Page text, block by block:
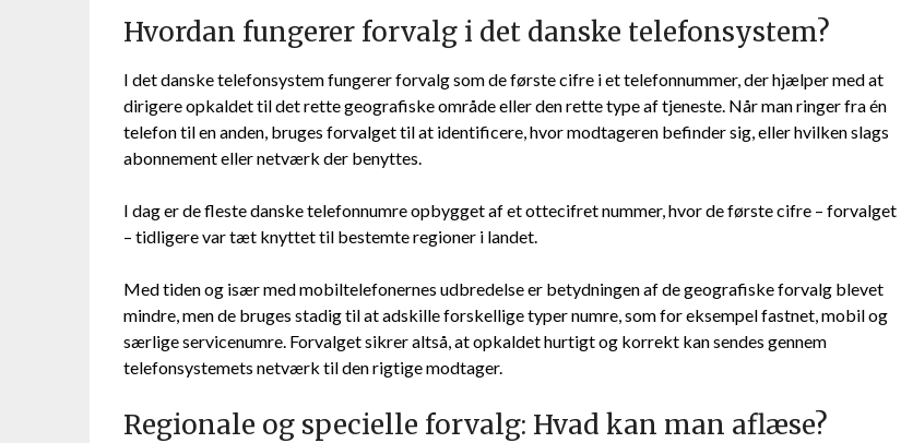
Hvordan fungerer forvalg i det danske telefonsystem?
I det danske telefonsystem fungerer forvalg som de første cifre i et telefonnummer, der hjælper med at
dirigere opkaldet til det rette geografiske område eller den rette type af tjeneste. Når man ringer fra én
telefon til en anden, bruges forvalget til at identificere, hvor modtageren befinder sig, eller hvilken slags
abonnement eller netværk der benyttes.
I dag er de fleste danske telefonnumre opbygget af et ottecifret nummer, hvor de første cifre – forvalget
– tidligere var tæt knyttet til bestemte regioner i landet.
Med tiden og især med mobiltelefonernes udbredelse er betydningen af de geografiske forvalg blevet
mindre, men de bruges stadig til at adskille forskellige typer numre, som for eksempel fastnet, mobil og
særlige servicenumre. Forvalget sikrer altså, at opkaldet hurtigt og korrekt kan sendes gennem
telefonsystemets netværk til den rigtige modtager.
Regionale og specielle forvalg: Hvad kan man aflæse?